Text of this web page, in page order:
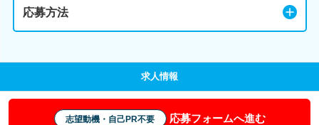
応募方法
求人情報
志望動機・自己PR不要 応募フォームへ進む